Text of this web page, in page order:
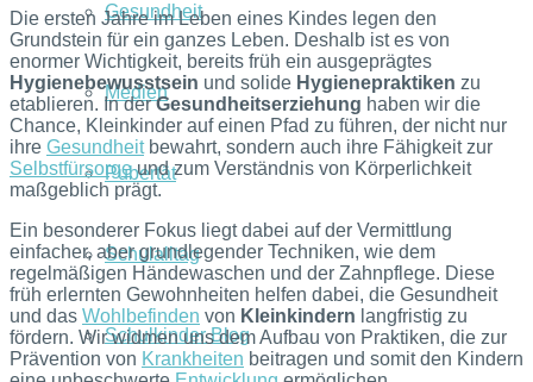
Gesundheit
Medien
Pubertät
Schulalltag
Schulkinder Blog
Die ersten Jahre im Leben eines Kindes legen den
Grundstein für ein ganzes Leben. Deshalb ist es von
enormer Wichtigkeit, bereits früh ein ausgeprägtes
Hygienebewusstsein und solide Hygienepraktiken zu
etablieren. In derGesundheitserziehung haben wir die
Chance, Kleinkinder auf einen Pfad zu führen, der nicht nur
ihre Gesundheitbewahrt, sondern auch ihre Fähigkeit zur
Selbstfürsorgeund zum Verständnis von Körperlichkeit
maßgeblich prägt.
Ein besonderer Fokus liegt dabei auf der Vermittlung
einfacher, aber grundlegender Techniken, wie dem
regelmäßigen Händewaschen und der Zahnpflege. Diese
früh erlernten Gewohnheiten helfen dabei, die Gesundheit
und das Wohlbefinden von Kleinkindern langfristig zu
fördern. Wir widmen uns dem Aufbau von Praktiken, die zur
Prävention von Krankheiten beitragen und somit den Kindern